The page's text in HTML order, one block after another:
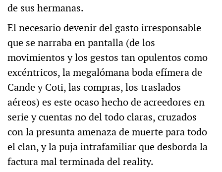
de sus hermanas.
El necesario devenir del gasto irresponsable
que se narraba en pantalla (de los
movimientos y los gestos tan opulentos como
excéntricos, la megalómana boda efímera de
Cande y Coti, las compras, los traslados
aéreos) es este ocaso hecho de acreedores en
serie y cuentas no del todo claras, cruzados
con la presunta amenaza de muerte para todo
el clan, y la puja intrafamiliar que desborda la
factura mal terminada del reality.